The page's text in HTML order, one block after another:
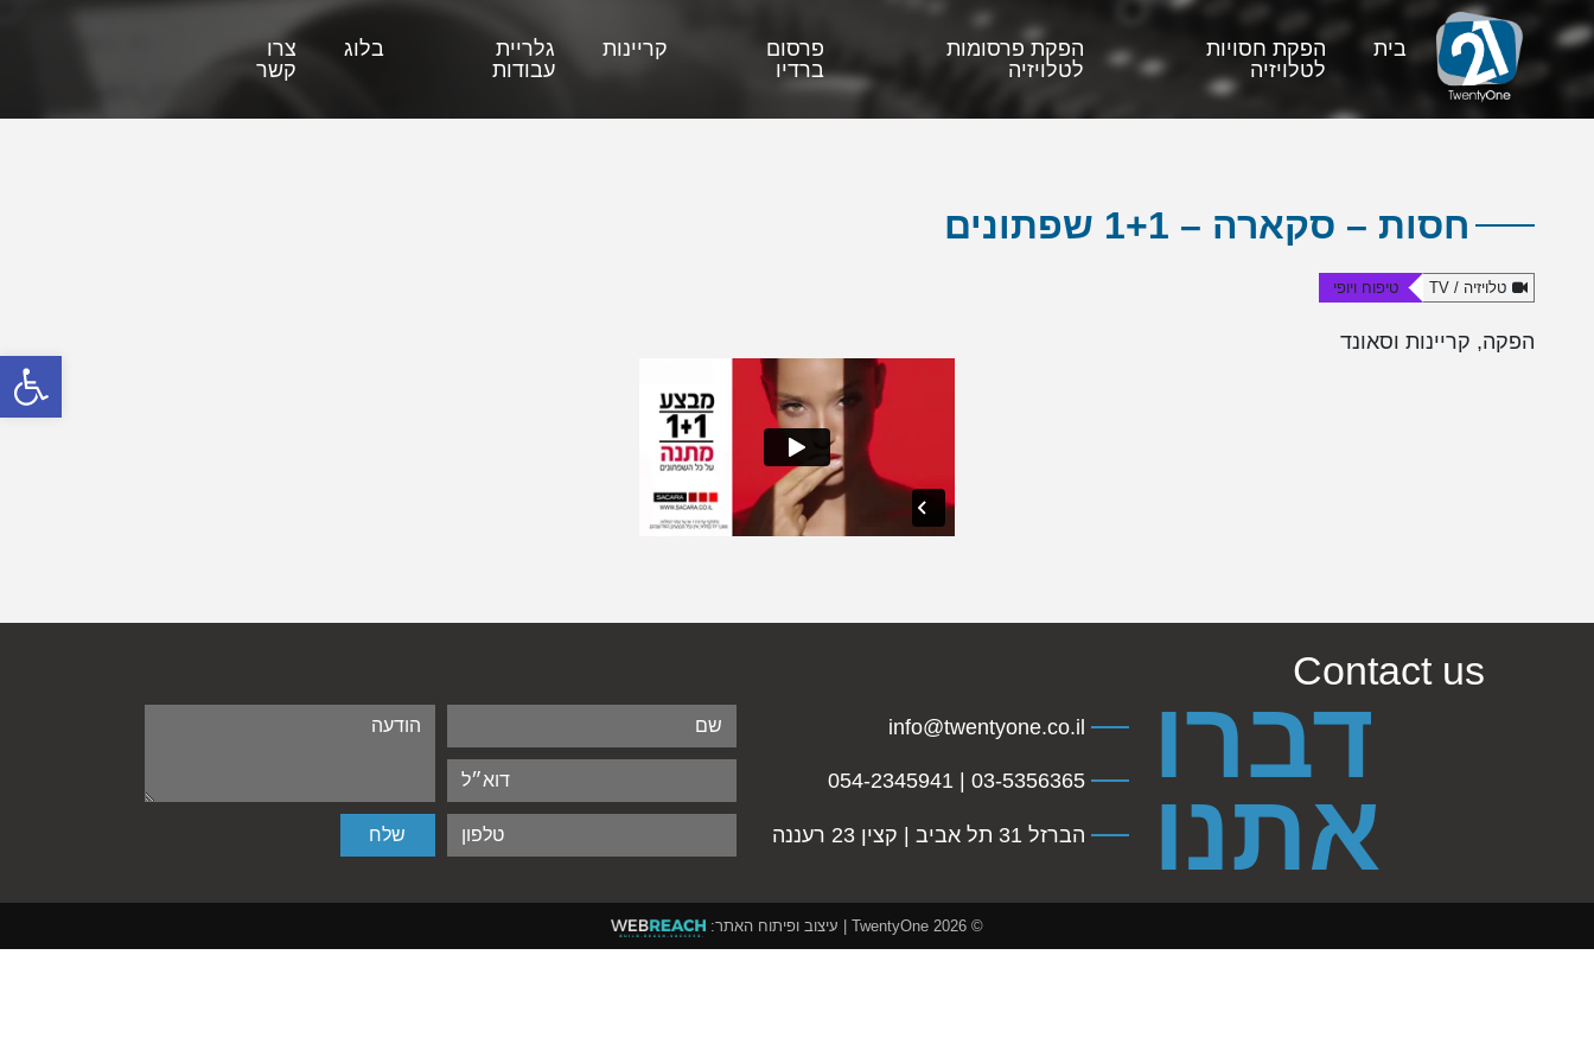
בית
הפקת חסויות
לטלויזיה
הפקת פרסומות
לטלויזיה
פרסום
ברדיו
קריינות
גלריית
עבודות
בלוג
צרו
קשר
חסות – סקארה – 1+1 שפתונים
טלויזיה / TV טיפוח ויופי
הפקה, קריינות וסאונד
Contact us
דברו
אתנו
info@twentyone.co.il
03-5356365 | 054-2345941
הברזל 31 תל אביב | קצין 23 רעננה
© 2026
TwentyOne | עיצוב ופיתוח האתר: